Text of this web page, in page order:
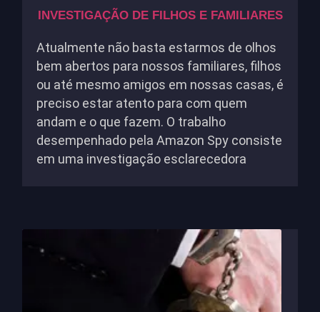
INVESTIGAÇÃO DE FILHOS E FAMILIARES
Atualmente não basta estarmos de olhos
bem abertos para nossos familiares, filhos
ou até mesmo amigos em nossas casas, é
preciso estar atento para com quem
andam e o que fazem. O trabalho
desempenhado pela Amazon Spy consiste
em uma investigação esclarecedora